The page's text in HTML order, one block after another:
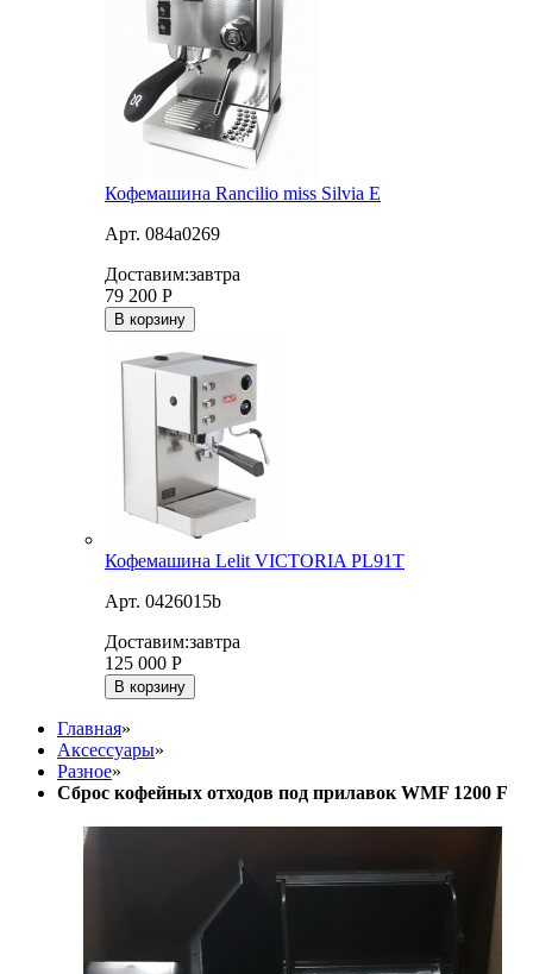
Кофемашина Rancilio miss Silvia E
Арт. 084a0269
Доставим:завтра
79 200 Р
В корзину
Кофемашина Lelit VICTORIA PL91T
Арт. 0426015b
Доставим:завтра
125 000 Р
В корзину
Главная»
Аксессуары»
Разное»
Сброс кофейных отходов под прилавок WMF 1200 F